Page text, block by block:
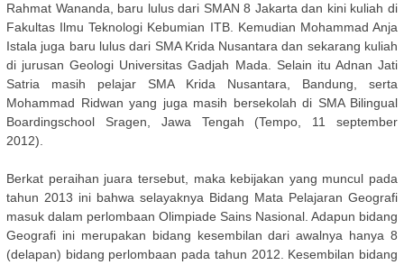
Rahmat Wananda, baru lulus dari SMAN 8 Jakarta dan kini kuliah di
Fakultas Ilmu Teknologi Kebumian ITB. Kemudian Mohammad Anja
Istala juga baru lulus dari SMA Krida Nusantara dan sekarang kuliah
di jurusan Geologi Universitas Gadjah Mada. Selain itu Adnan Jati
Satria masih pelajar SMA Krida Nusantara, Bandung, serta
Mohammad Ridwan yang juga masih bersekolah di SMA Bilingual
Boardingschool Sragen, Jawa Tengah (Tempo, 11 september
2012).
Berkat peraihan juara tersebut, maka kebijakan yang muncul pada
tahun 2013 ini bahwa selayaknya Bidang Mata Pelajaran Geografi
masuk dalam perlombaan Olimpiade Sains Nasional. Adapun bidang
Geografi ini merupakan bidang kesembilan dari awalnya hanya 8
(delapan) bidang perlombaan pada tahun 2012. Kesembilan bidang